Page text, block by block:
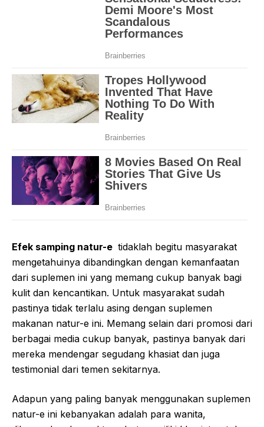
Efek samping natur-e tidaklah begitu masyarakat
mengetahuinya dibandingkan dengan kemanfaatan
dari suplemen ini yang memang cukup banyak bagi
kulit dan kencantikan. Untuk masyarakat sudah
pastinya tidak terlalu asing dengan suplemen
makanan natur-e ini. Memang selain dari promosi dari
berbagai media cukup banyak, pastinya banyak dari
mereka mendengar segudang khasiat dan juga
testimonial dari temen sekitarnya.
Adapun yang paling banyak menggunakan suplemen
natur-e ini kebanyakan adalah para wanita,